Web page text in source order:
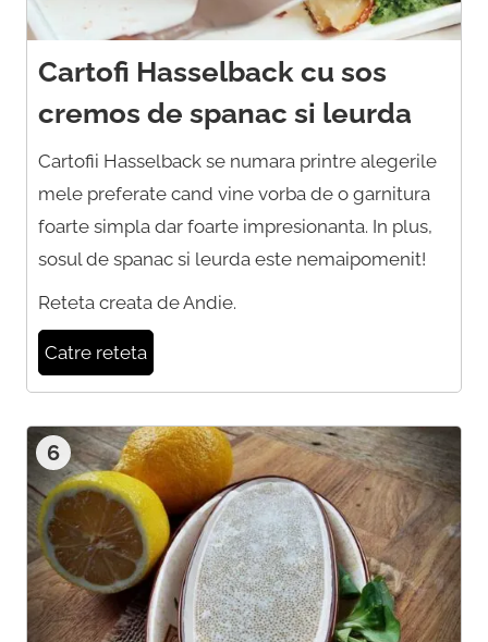
Cartofi Hasselback cu sos
cremos de spanac si leurda
Cartofii Hasselback se numara printre alegerile
mele preferate cand vine vorba de o garnitura
foarte simpla dar foarte impresionanta. In plus,
sosul de spanac si leurda este nemaipomenit!
Reteta creata de Andie.
Catre reteta
6